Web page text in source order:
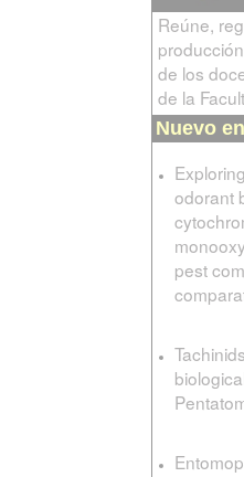
Reúne,
de los
de la
Nuevo
odorant
pest